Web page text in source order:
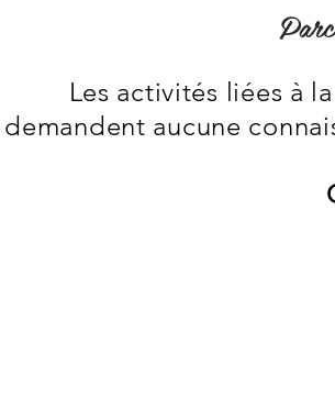
Les activités liées à
demandent aucune